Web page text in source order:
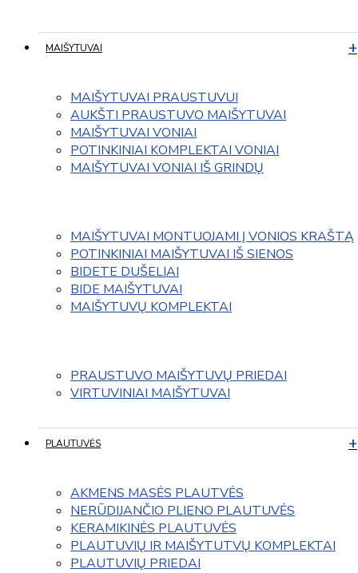
MAIŠYTUVAI
MAIŠYTUVAI PRAUSTUVUI
AUKŠTI PRAUSTUVO MAIŠYTUVAI
MAIŠYTUVAI VONIAI
POTINKINIAI KOMPLEKTAI VONIAI
MAIŠYTUVAI VONIAI IŠ GRINDŲ
MAIŠYTUVAI MONTUOJAMI Į VONIOS KRAŠTĄ
POTINKINIAI MAIŠYTUVAI IŠ SIENOS
BIDETE DUŠELIAI
BIDE MAIŠYTUVAI
MAIŠYTUVŲ KOMPLEKTAI
PRAUSTUVO MAIŠYTUVŲ PRIEDAI
VIRTUVINIAI MAIŠYTUVAI
PLAUTUVĖS
AKMENS MASĖS PLAUTVĖS
NERŪDIJANČIO PLIENO PLAUTUVĖS
KERAMIKINĖS PLAUTUVĖS
PLAUTUVIŲ IR MAIŠYTUTVŲ KOMPLEKTAI
PLAUTUVIŲ PRIEDAI